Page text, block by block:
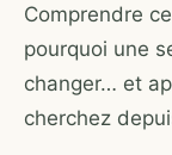
Comprendre
pourquoi une
changer… et
cherchez